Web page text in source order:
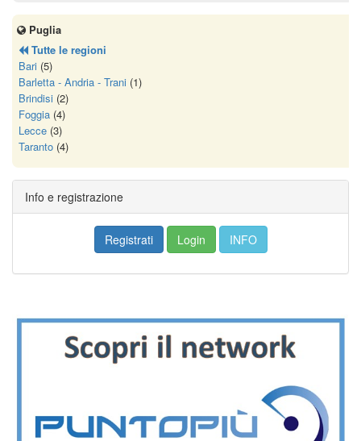
Puglia
Tutte le regioni
Bari (5)
Barletta - Andria - Trani (1)
Brindisi (2)
Foggia (4)
Lecce (3)
Taranto (4)
Info e registrazione
Registrati Login INFO